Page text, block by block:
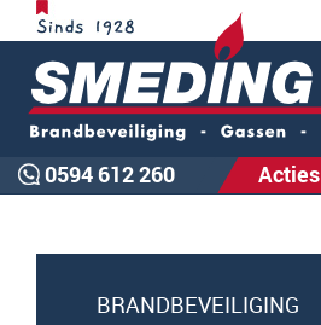
0594 612 260 Acties
BRANDBEVEILIGING